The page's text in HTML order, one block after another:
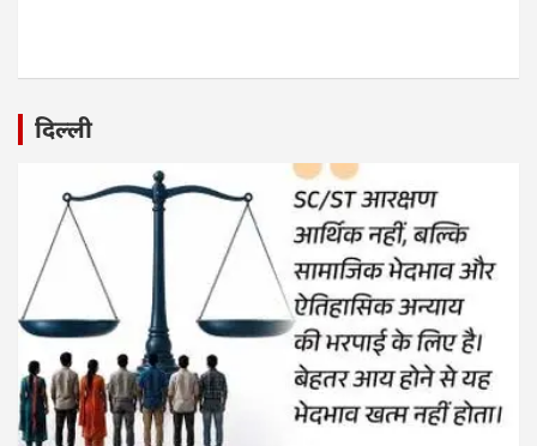
दिल्ली